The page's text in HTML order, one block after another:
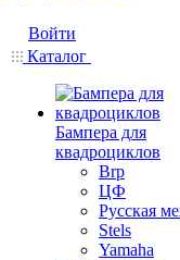
Войти
Каталог
Бампера для
квадроциклов
Brp
ЦФ
Русская
Stels
Yamaha